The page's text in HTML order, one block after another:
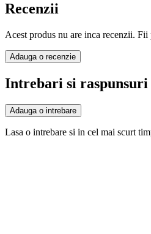
Recenzii
Acest produs nu are inca recenzii.
Adauga o recenzie
Intrebari si raspunsuri
Adauga o intrebare
Lasa o intrebare si in cel mai scurt